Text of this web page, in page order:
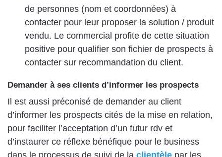
de personnes (nom et coordonnées) à
contacter pour leur proposer la solution / produit
vendu. Le commercial profite de cette situation
positive pour qualifier son fichier de prospects à
contacter sur recommandation du client.
Demander à ses clients d’informer les prospects
Il est aussi préconisé de demander au client
d’informer les prospects cités de la mise en relation,
pour faciliter l’acceptation d’un futur rdv et
d’instaurer ce réflexe bénéfique pour le business
dans le processus de suivi de la clientèle par les